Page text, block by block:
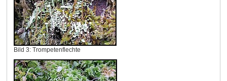
Bild 3: Trompetenflechte